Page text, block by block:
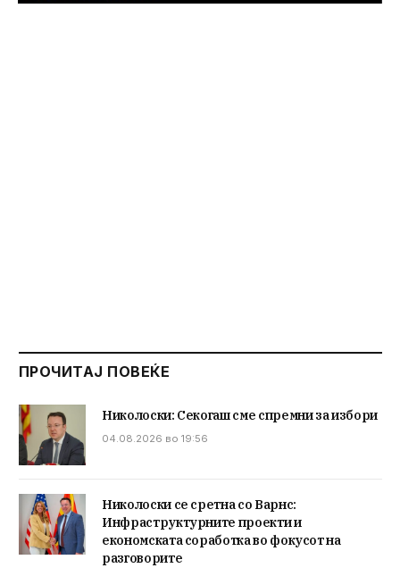
ПРОЧИТАЈ ПОВЕЌЕ
Николоски: Секогаш сме спремни за избори
04.08.2026 во 19:56
Николоски се сретна со Варнс:
Инфраструктурните проекти и
економската соработка во фокусот на
разговорите